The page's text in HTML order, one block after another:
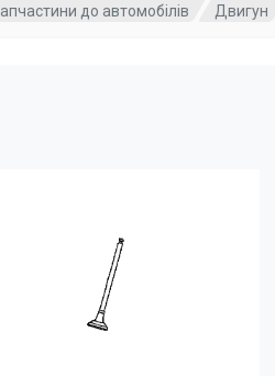
до автомобілів Двигун